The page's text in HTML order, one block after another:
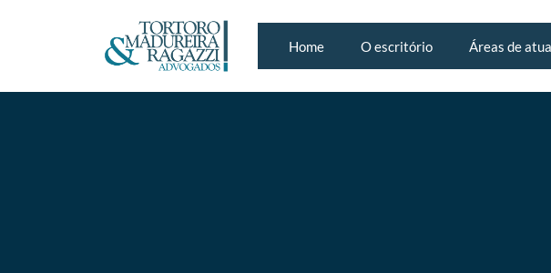
Home O escritório Áreas de